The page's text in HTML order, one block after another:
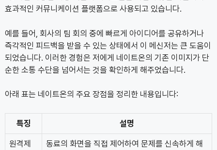
효과적인 커뮤니케이션 플랫폼으로 사용되고 있습니다.
예를 들어, 회사의 팀 회의 중에 빠르게 아이디어를 공유하거나
즉각적인 피드백을 받을 수 있는 상태에서 이 메신저는 큰 도움이
되었습니다. 이러한 경험은 저에게 네이트온의 기존 이미지가 단
순한 소통 수단을 넘어서는 것을 확인하게 해주었습니다.
아래 표는 네이트온의 주요 장점을 정리한 내용입니다:
특징 설명
원격제
동료의 화면을 직접 제어하여 문제를 신속하게 해